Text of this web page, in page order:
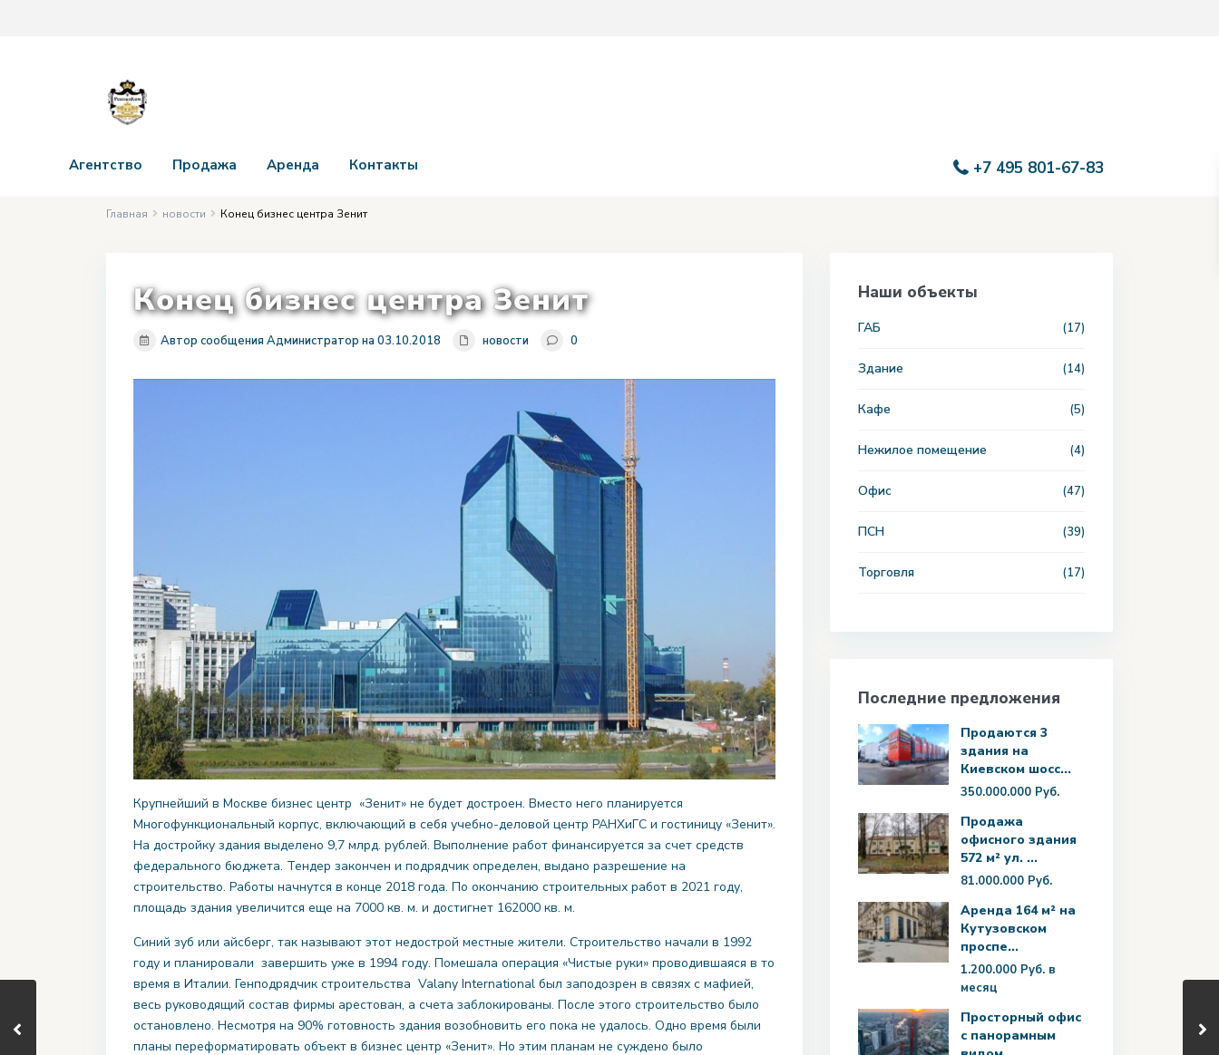
+7 495 801-67-83
Агентство Продажа Аренда Контакты
Главная новости Конец бизнес центра Зенит
Конец бизнес центра Зенит
Автор сообщения Администратор на 03.10.2018 новости 0
Крупнейший в Москве бизнес центр «Зенит» не будет достроен. Вместо него планируется
Многофункциональный корпус, включающий в себя учебно-деловой центр РАНХиГС и гостиницу «Зенит».
На достройку здания выделено 9,7 млрд. рублей. Выполнение работ финансируется за счет средств
федерального бюджета. Тендер закончен и подрядчик определен, выдано разрешение на
строительство. Работы начнутся в конце 2018 года. По окончанию строительных работ в 2021 году,
площадь здания увеличится еще на 7000 кв. м. и достигнет 162000 кв. м.
Синий зуб или айсберг, так называют этот недострой местные жители. Строительство начали в 1992
году и планировали завершить уже в 1994 году. Помешала операция «Чистые руки» проводившаяся в то
время в Италии. Генподрядчик строительства Valany International был заподозрен в связях с мафией,
весь руководящий состав фирмы арестован, а счета заблокированы. После этого строительство было
остановлено. Несмотря на 90% готовность здания возобновить его пока не удалось. Одно время были
планы переформатировать объект в бизнес центр «Зенит». Но этим планам не суждено было
Наши объекты
ГАБ (17)
Здание (14)
Кафе (5)
Нежилое помещение (4)
Офис (47)
ПСН (39)
Торговля (17)
Последние предложения
Продаются 3
здания на
Киевском шосс...
350.000.000 Руб.
Продажа
офисного здания
572 м² ул. ...
81.000.000 Руб.
Аренда 164 м² на
Кутузовском
проспе...
1.200.000 Руб. в
месяц
Просторный офис
с панорамным